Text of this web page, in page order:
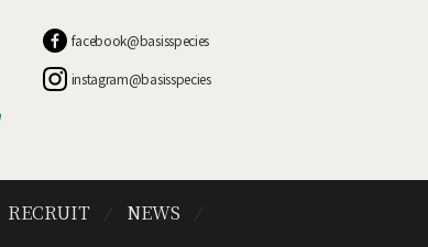
facebook@basisspecies
instagram@basisspecies
RECRUIT NEWS